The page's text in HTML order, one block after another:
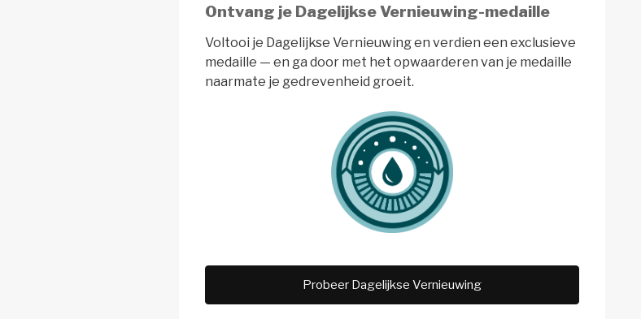
Ontvang je Dagelijkse Vernieuwing-medaille
Voltooi je Dagelijkse Vernieuwing en verdien een exclusieve
medaille — en ga door met het opwaarderen van je medaille
naarmate je gedrevenheid groeit.
Probeer Dagelijkse Vernieuwing